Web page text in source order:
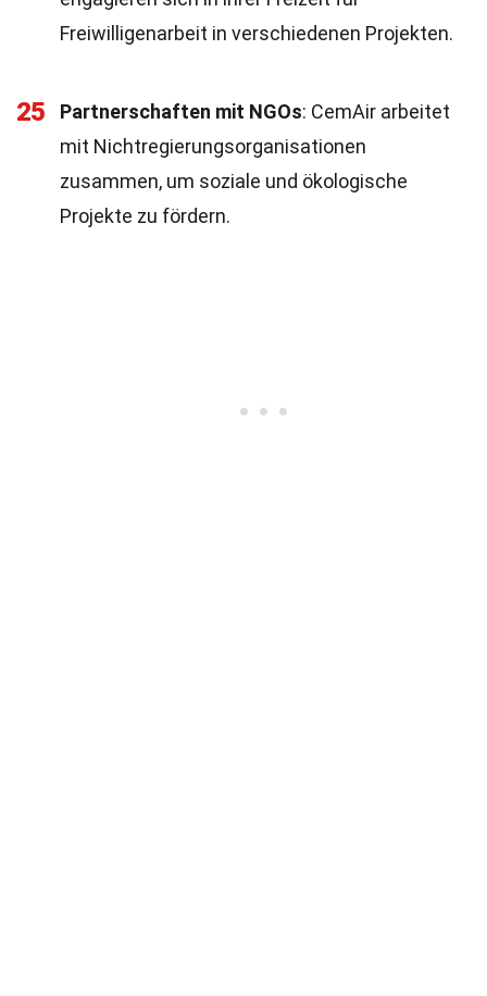
Freiwilligenarbeit in verschiedenen Projekten.
25 Partnerschaften mit NGOs: CemAir arbeitet
mit Nichtregierungsorganisationen
zusammen, um soziale und ökologische
Projekte zu fördern.